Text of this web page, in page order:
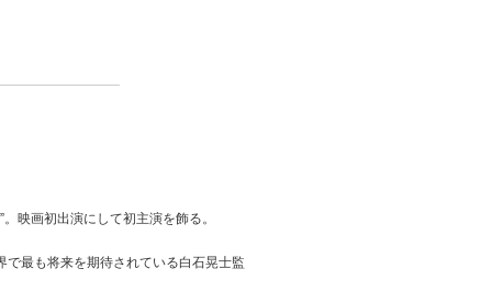
映画初出演にして初主演を飾る。
最も将来を期待されている白石晃士監